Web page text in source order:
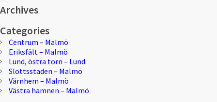
efter:
Archives
Categories
Centrum – Malmö
Eriksfält – Malmö
Lund, östra torn – Lund
Slottsstaden – Malmö
Värnhem – Malmö
Västra hamnen – Malmö